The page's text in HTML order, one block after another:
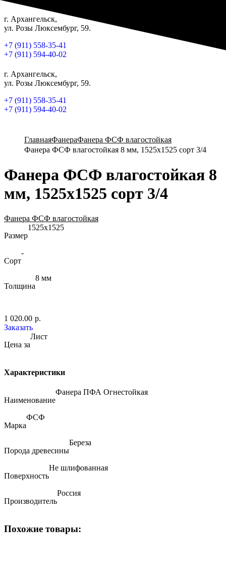
г. Архангельск,
ул. Розы Люксембург, 59.
+7 (911) 558-35-41
+7 (911) 594-40-02
г. Архангельск,
ул. Розы Люксембург, 59.
+7 (911) 558-35-41
+7 (911) 594-40-02
ГлавнаяФанераФанера ФСФ влагостойкая
Фанера ФСФ влагостойкая 8 мм, 1525х1525 сорт 3/4
Фанера ФСФ влагостойкая 8
мм, 1525х1525 сорт 3/4
Фанера ФСФ влагостойкая
Размер
1525х1525
Сорт
-
Толщина
8 мм
р.
1 020.00
Заказать
Цена за
Лист
Характеристики
Наименование
Фанера ПФА Огнестойкая
Марка
ФСФ
Порода древесины
Береза
Поверхность
Не шлифованная
Производитель
Россия
Похожие товары: